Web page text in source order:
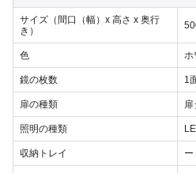
サイズ（間口（幅）x 高さ x 奥行
き）
色 ホ
鏡の枚数 1
扉の種類 扉
照明の種類
収納トレイ ー